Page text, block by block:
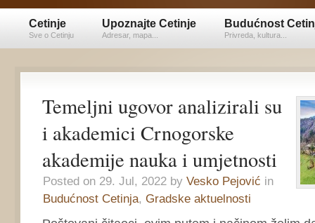
Cetinje
Sve o Cetinju
Upoznajte Cetinje
Adresar, mapa...
Budućnost
Privreda, kultura...
Temeljni ugovor analizirali su
i akademici Crnogorske
akademije nauka i umjetnosti
Posted on 29. Jul, 2022 by Vesko Pejović in
Budućnost Cetinja, Gradske aktuelnosti